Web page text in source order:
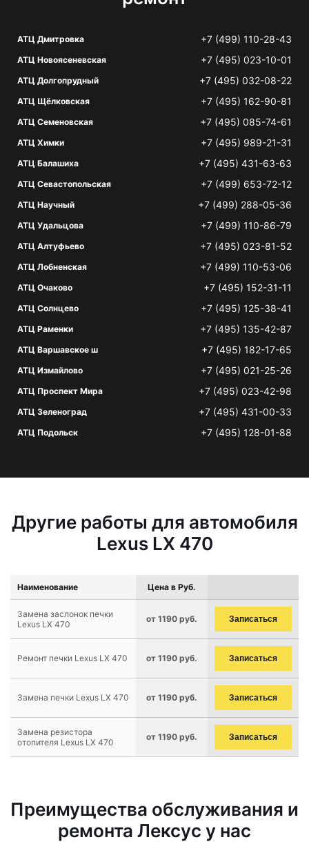
АТЦ Дмитровка +7 (499) 110-28-43
АТЦ Новоясеневская +7 (495) 023-10-01
АТЦ Долгопрудный +7 (495) 032-08-22
АТЦ Щёлковская +7 (495) 162-90-81
АТЦ Семеновская +7 (495) 085-74-61
АТЦ Химки +7 (495) 989-21-31
АТЦ Балашиха +7 (495) 431-63-63
АТЦ Севастопольская +7 (499) 653-72-12
АТЦ Научный +7 (499) 288-05-36
АТЦ Удальцова +7 (499) 110-86-79
АТЦ Алтуфьево +7 (495) 023-81-52
АТЦ Лобненская +7 (499) 110-53-06
АТЦ Очаково +7 (495) 152-31-11
АТЦ Солнцево +7 (495) 125-38-41
АТЦ Раменки +7 (495) 135-42-87
АТЦ Варшавское ш +7 (495) 182-17-65
АТЦ Измайлово +7 (495) 021-25-26
АТЦ Проспект Мира +7 (495) 023-42-98
АТЦ Зеленоград +7 (495) 431-00-33
АТЦ Подольск +7 (495) 128-01-88
Другие работы для автомобиля
Lexus LX 470
Наименование Цена в Руб.
Замена заслонок печки
Lexus LX 470
от 1190 руб. Записаться
Ремонт печки Lexus LX 470 от 1190 руб. Записаться
Замена печки Lexus LX 470 от 1190 руб. Записаться
Замена резистора
отопителя Lexus LX 470
от 1190 руб. Записаться
Преимущества обслуживания и
ремонта Лексус у нас